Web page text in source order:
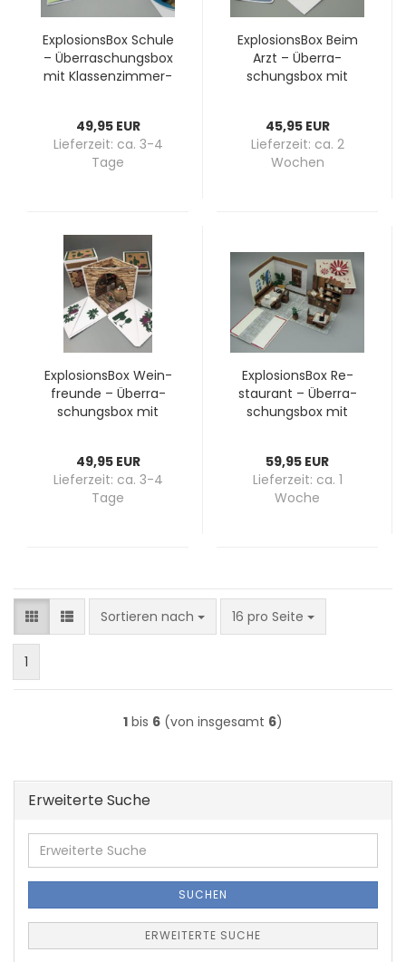
Ex­plo­si­ons­Box Schu­le
– Über­ra­schungs­box
mit Klassenzimmer-​​
49,95 EUR
Lieferzeit: ca. 3-4
Tage
Ex­plo­si­ons­Box Beim
Arzt – Über­ra­
schungs­box mit
ru­fe
45,95 EUR
Lieferzeit: ca. 2
Wochen
Ex­plo­si­ons­Box Wein­
freun­de – Über­ra­
schungs­box mit
49,95 EUR
Lieferzeit: ca. 3-4
Tage
Ex­plo­si­ons­Box Re­
stau­rant – Über­ra­
schungs­box mit
für Re­stau­rant­gut­
schei­ne
59,95 EUR
Lieferzeit: ca. 1
Woche
Sortieren nach
Sortieren nach 16 pro Seite
pro Seite
1
1 bis 6 (von insgesamt 6)
Erweiterte Suche
Erweiterte
Suche
SUCHEN
ERWEITERTE SUCHE